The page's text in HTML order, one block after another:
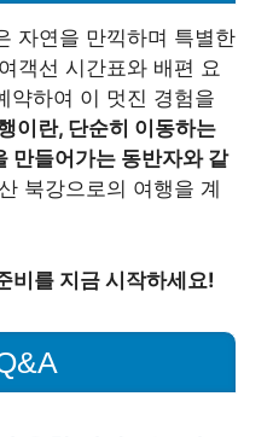
자연을 만끽하며 특별한
객선 시간표와 배편 요
약하여 이 멋진 경험을
이란, 단순히 이동하는
만들어가는 동반자와 같
북강으로의 여행을 계
비를 지금 시작하세요!